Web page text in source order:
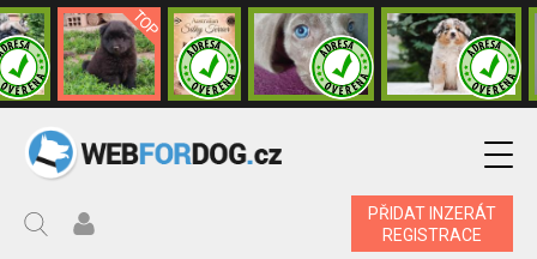
PŘIDAT INZERÁT
REGISTRACE